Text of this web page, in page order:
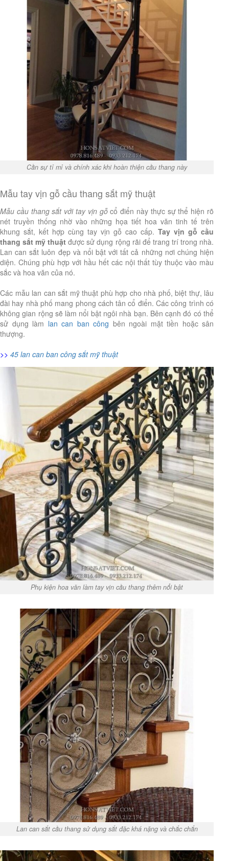
Cần sự tỉ mỉ và chính xác khi hoàn thiện cầu thang này
Mẫu tay vịn gỗ cầu thang sắt mỹ thuật
Mẫu cầu thang sắt với tay vịn gỗcổ điển này thực sự thể hiện rõ
nét truyền thống nhờ vào những họa tiết hoa văn tinh tế trên
khung sắt, kết hợp cùng tay vịn gỗ cao cấp. Tay vịn gỗ cầu
thang sắt mỹ thuật được sử dụng rộng rãi để trang trí trong nhà.
Lan can sắt luôn đẹp và nổi bật với tất cả những nơi chúng hiện
diện. Chúng phù hợp với hầu hết các nội thất tùy thuộc vào màu
sắc và hoa văn của nó.
Các mẫu lan can sắt mỹ thuật phù hợp cho nhà phố, biệt thự, lâu
đài hay nhà phố mang phong cách tân cổ điển. Các công trình có
không gian rộng sẽ làm nổi bật ngôi nhà bạn. Bên cạnh đó có thể
sử dụng làm lan can ban công bên ngoài mặt tiền hoặc sân
thượng.
>> 45 lan can ban công sắt mỹ thuật
Phụ kiện hoa văn làm tay vịn cầu thang thêm nổi bật
Lan can sắt cầu thang sử dụng sắt đặc khá nặng và chắc chắn